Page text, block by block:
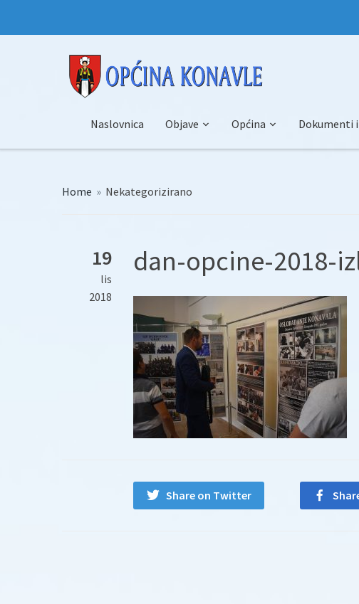
Naslovnica Objave Općina Dokumenti
Home » Nekategorizirano
19
lis
2018
dan-opcine-2018-
Share on Twitter